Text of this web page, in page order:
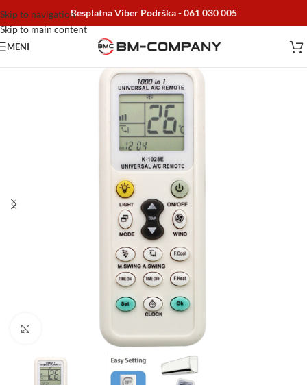
Skip to navigation
Skip to main content
Besplatna Viber Podrška -061 030 005
MENI
Click to enlarge